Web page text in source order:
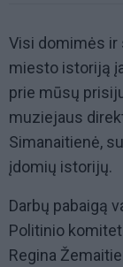
Visi domimės ir
miesto istoriją
prie mūsų
muziejaus
Simanaitienė,
įdomių istorijų.
Darbų pabaigą
Politinio
Regina